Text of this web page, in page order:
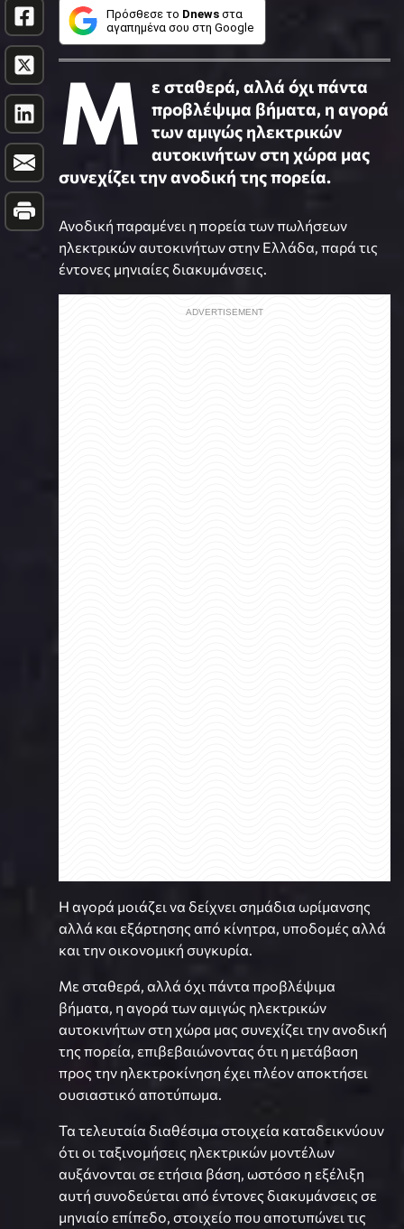
Πρόσθεσε το Dnews στα
αγαπημένα σου στη Google
Μ
ε σταθερά, αλλά όχι πάντα
προβλέψιμα βήματα, η αγορά
των αμιγώς ηλεκτρικών
αυτοκινήτων στη χώρα μας
συνεχίζει την ανοδική της πορεία.
Ανοδική παραμένει η πορεία των πωλήσεων
ηλεκτρικών αυτοκινήτων στην Ελλάδα, παρά τις
έντονες μηνιαίες διακυμάνσεις.
Η αγορά μοιάζει να δείχνει σημάδια ωρίμανσης
αλλά και εξάρτησης από κίνητρα, υποδομές αλλά
και την οικονομική συγκυρία.
Με σταθερά, αλλά όχι πάντα προβλέψιμα
βήματα, η αγορά των αμιγώς ηλεκτρικών
αυτοκινήτων στη χώρα μας συνεχίζει την ανοδική
της πορεία, επιβεβαιώνοντας ότι η μετάβαση
προς την ηλεκτροκίνηση έχει πλέον αποκτήσει
ουσιαστικό αποτύπωμα.
Τα τελευταία διαθέσιμα στοιχεία καταδεικνύουν
ότι οι ταξινομήσεις ηλεκτρικών μοντέλων
αυξάνονται σε ετήσια βάση, ωστόσο η εξέλιξη
αυτή συνοδεύεται από έντονες διακυμάνσεις σε
μηνιαίο επίπεδο, στοιχείο που αποτυπώνει τις